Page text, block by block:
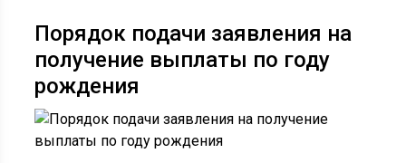
Порядок подачи заявления на
получение выплаты по году
рождения